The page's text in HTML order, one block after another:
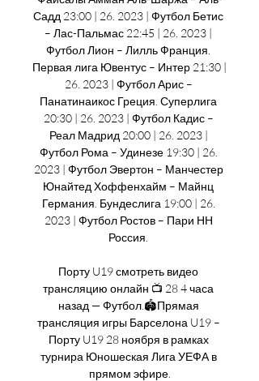
Садд 23:00 | 26. 2023 | Футбол Бетис
– Лас-Пальмас 22:45 | 26. 2023 |
Футбол Лион – Лилль Франция.
Первая лига Ювентус – Интер 21:30 |
26. 2023 | Футбол Арис –
Панатинаикос Греция. Суперлига
20:30 | 26. 2023 | Футбол Кадис –
Реал Мадрид 20:00 | 26. 2023 |
Футбол Рома – Удинезе 19:30 | 26.
2023 | Футбол Эвертон – Манчестер
Юнайтед Хоффенхайм – Майнц
Германия. Бундеслига 19:00 | 26.
2023 | Футбол Ростов – Пари НН
Россия.
Порту U19 смотреть видео
трансляцию онлайн 📺 28 4 часа
назад — Футбол.🏟️Прямая
трансляция игры Барселона U19 –
Порту U19 28 ноября в рамках
турнира Юношеская Лига УЕФА в
прямом эфире.